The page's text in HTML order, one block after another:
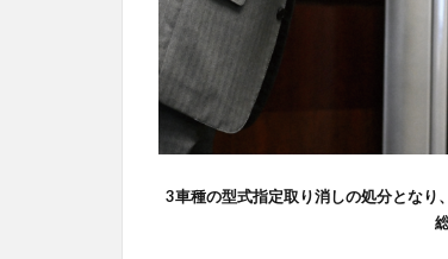
3車種の型式指定取り消しの処分となり